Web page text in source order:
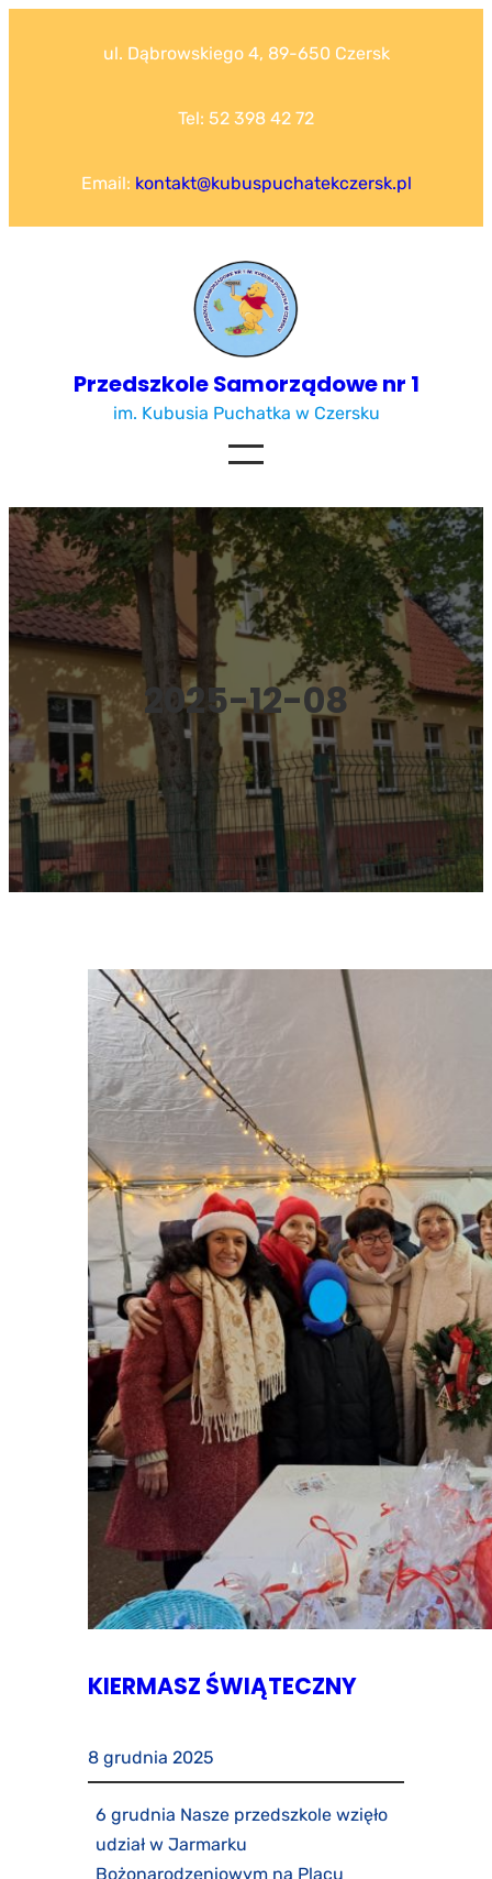
ul. Dąbrowskiego 4, 89-650 Czersk
Tel: 52 398 42 72
Email: kontakt@kubuspuchatekczersk.pl
Przedszkole Samorządowe nr 1
im. Kubusia Puchatka w Czersku
2025-12-08
KIERMASZ ŚWIĄTECZNY
8 grudnia 2025
6 grudnia Nasze przedszkole wzięło
udział w Jarmarku
Bożonarodzeniowym na Placu